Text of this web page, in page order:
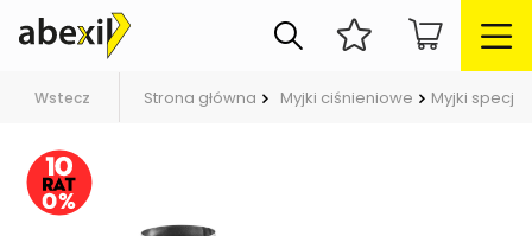
Wstecz Strona główna Myjki ciśnieniowe Myjki